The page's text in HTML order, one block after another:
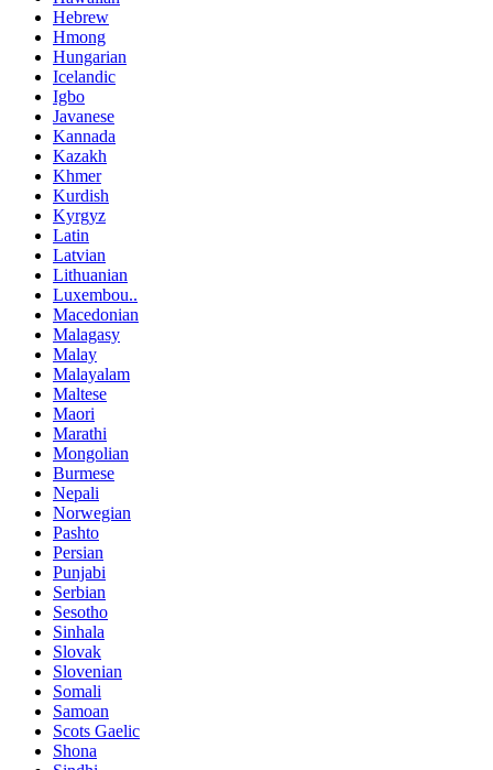
Hebrew
Hmong
Hungarian
Icelandic
Igbo
Javanese
Kannada
Kazakh
Khmer
Kurdish
Kyrgyz
Latin
Latvian
Lithuanian
Luxembou..
Macedonian
Malagasy
Malay
Malayalam
Maltese
Maori
Marathi
Mongolian
Burmese
Nepali
Norwegian
Pashto
Persian
Punjabi
Serbian
Sesotho
Sinhala
Slovak
Slovenian
Somali
Samoan
Scots Gaelic
Shona